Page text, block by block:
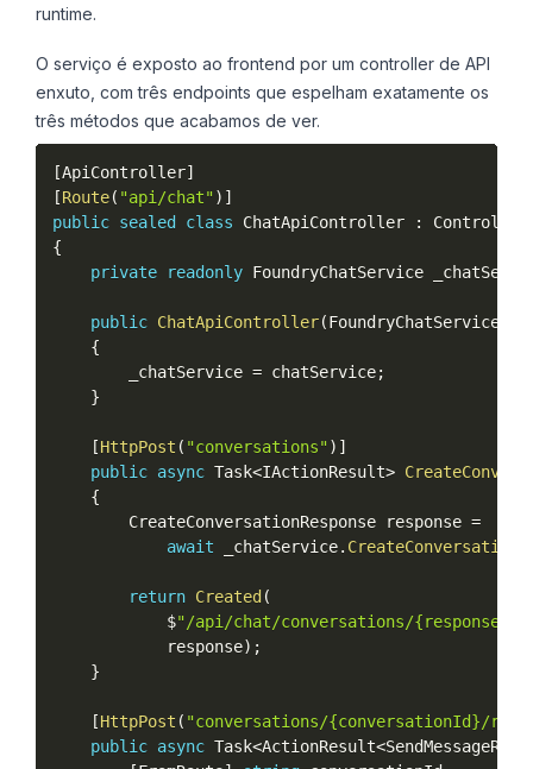
runtime.
O serviço é exposto ao frontend por um controller de API
enxuto, com três endpoints que espelham exatamente os
três métodos que acabamos de ver.
[ApiController]
[Route( "api/chat") ]
public sealed class ChatApiController
:
{
private
readonly FoundryChatService
public ChatApiController(FoundryChatService
{
        _chatService
= chatService;
}
[HttpPost ( "conversations") ]
public async Task<IActionResult>
{
        CreateConversationResponse response
=
await _chatService.
return Created (
            $
"/api/chat/conversations/
            response
) ;
}
[HttpPost ( "conversations/{conversationId}/
public async Task<ActionResult<